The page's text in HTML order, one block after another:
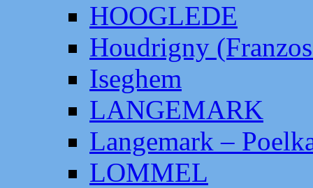
HOOGLEDE
Houdrigny
Iseghem
LANGEMARK
Langemark –
LOMMEL